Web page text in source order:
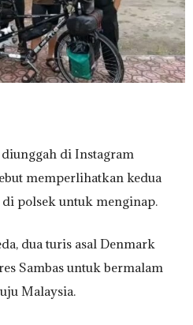
di Instagram
memperlihatkan kedua
di polsek untuk menginap.
dua turis asal Denmark
Sambas untuk bermalam
Malaysia.